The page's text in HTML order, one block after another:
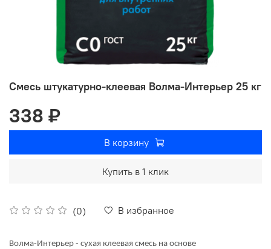
Смесь штукатурно-клеевая Волма-Интерьер 25 кг
(0) В избранное
338 ₽
В корзину
Купить в 1 клик
Волма-Интерьер - сухая клеевая смесь на основе